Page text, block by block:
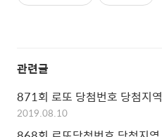
관련글
871회 로또 당첨번호 당첨지역
2019.08.10